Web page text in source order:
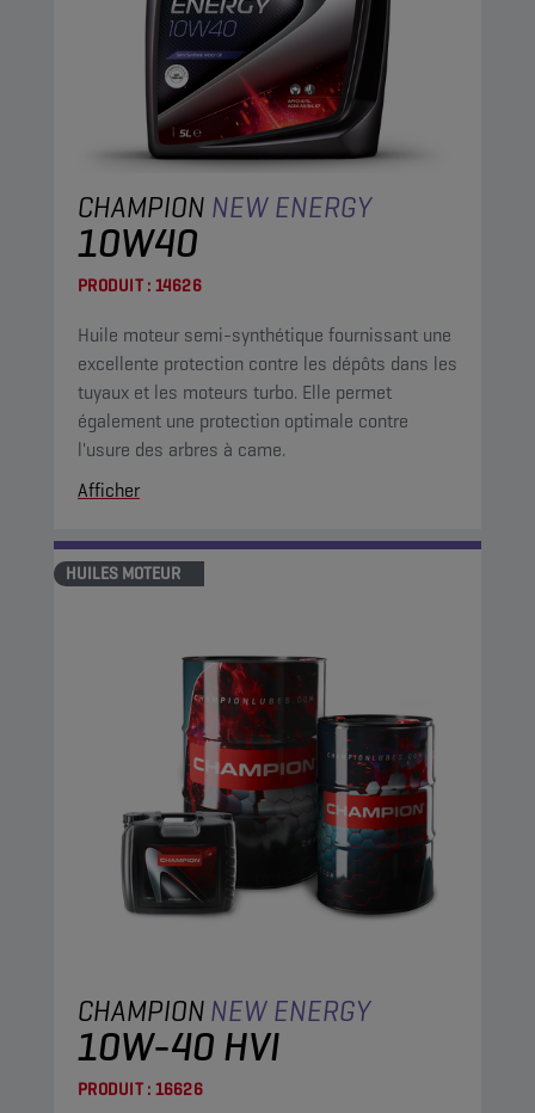
CHAMPION NEW ENERGY
10W40
PRODUIT : 14626
Huile moteur semi-synthétique fournissant une
excellente protection contre les dépôts dans les
tuyaux et les moteurs turbo. Elle permet
également une protection optimale contre
l'usure des arbres à came.
Afficher
HUILES MOTEUR
CHAMPIONNEW ENERGY
10W-40 HVI
PRODUIT : 16626